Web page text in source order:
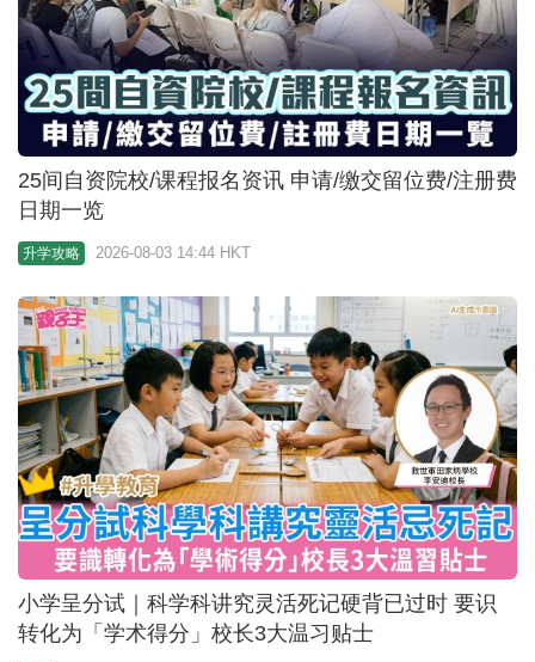
25间自资院校/课程报名资讯 申请/缴交留位费/注册费
日期一览
升学攻略 2026-08-03 14:44 HKT
小学呈分试｜科学科讲究灵活死记硬背已过时 要识
转化为「学术得分」校长3大温习贴士